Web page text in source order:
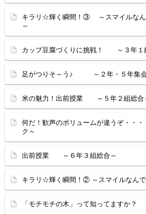
キラリ☆輝く瞬間！③ ～スマイルなん
～
カップ豆腐づくりに挑戦！ ～３年１
足がつりそ～う♪ ～２年・５年集
米の魅力！出前授業 ～５年２組総合
何だ！歓声のボリュームが違うぞ・・
ク～
出前授業 ～６年３組総合～
キラリ☆輝く瞬間！② ～スマイルなんで
「モチモチの木」って知ってますか